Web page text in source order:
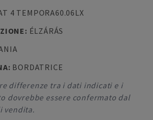
4 TEMPORA60.06LX
: ÉLZÁRÁS
: BORDATRICE
differenze tra i dati indicati e i
dovrebbe essere confermato dal
vendita.